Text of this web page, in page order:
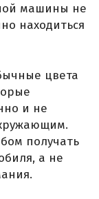
машины не
находиться
цвета
и не
получать
а не